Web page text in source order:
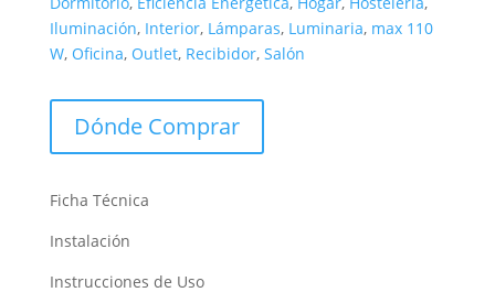
Iluminación, Interior, Lámparas, Luminaria, max 110
W, Oficina, Outlet, Recibidor, Salón
Dónde Comprar
Ficha Técnica
Instalación
Instrucciones de Uso